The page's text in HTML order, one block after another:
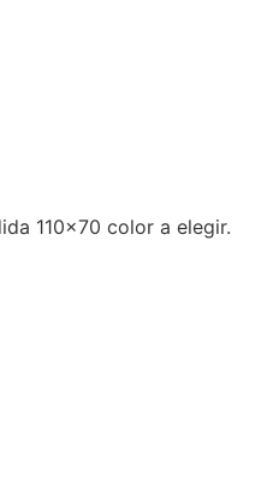
110×70 color a elegir.